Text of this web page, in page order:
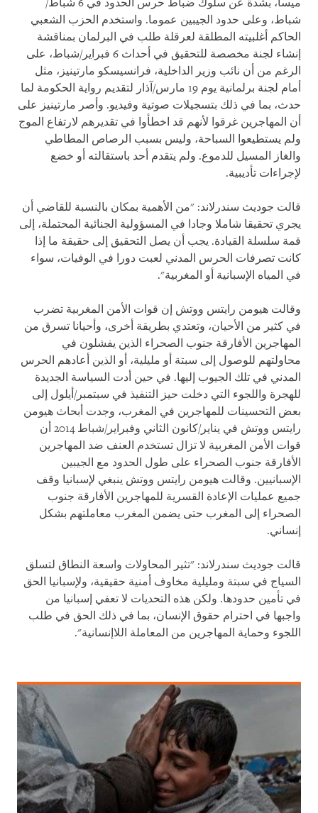
ميسا، بشدة عن سلوك ضباط حرس الحدود في 6 شباط/
شباط، وعلى حدود الجيبين عموما. واستخدم الحزب الشعبي
الحاكم أغلبيته المطلقة لعرقلة طلب في البرلمان بمناقشة
إنشاء لجنة مخصصة للتحقيق في أحداث 6 فبراير/شباط، على
الرغم من أن نائب وزير الداخلية، فرانسيسكو مارتينيز، مثل
أمام لجنة برلمانية يوم 19 مارس/آذار لتقديم رواية الحكومة لما
حدث، بما في ذلك بتسجيلات صوتية وفيديو. وأصر مارتينيز على
أن المهاجرين غرقوا لأنهم قد اخطأوا في تقديرهم لارتفاع الموج
ولم يستطيعوا السباحة، وليس بسبب الرصاص المطاطي
والغاز المسيل للدموع. ولم يتقدم أحد باستقالته أو خضع
لإجراءات تأديبية.
قالت جوديث سندرلاند: "من الأهمية بمكان بالنسبة للقاضي أن
يجري تحقيقا شاملا وجادا في المسؤولية الجنائية المحتملة، إلى
قمة سلسلة القيادة. يجب أن يصل التحقيق إلى حقيقة ما إذا
كانت تصرفات الحرس المدني لعبت دورا في الوفيات، سواء
في المياه الإسبانية أو المغربية".
وقالت هيومن رايتس ووتش إن قوات الأمن المغربية تضرب
في كثير من الأحيان، وتعتدي بطريقة أخرى، وأحيانا تسرق من
المهاجرين الأفارقة جنوب الصحراء الذين يفشلون في
محاولتهم للوصول إلى سبتة أو مليلية، أو الذين أعادهم الحرس
المدني في تلك الجيوب إليها. في حين أدت السياسة الجديدة
للهجرة واللجوء التي دخلت حيز التنفيذ في سبتمبر/أيلول إلى
بعض التحسينات للمهاجرين في المغرب، وجدت أبحاث هيومن
رايتس ووتش في يناير/كانون الثاني وفبراير/شباط 2014 أن
قوات الأمن المغربية لا تزال تستخدم العنف ضد المهاجرين
الأفارقة جنوب الصحراء على طول الحدود مع الجيبين
الإسبانيين. وقالت هيومن رايتس ووتش ينبغي لإسبانيا وقف
جميع عمليات الإعادة القسرية للمهاجرين الأفارقة جنوب
الصحراء إلى المغرب حتى يضمن المغرب معاملتهم بشكل
إنساني.
قالت جوديث سندرلاند: "تثير المحاولات واسعة النطاق لتسلق
السياج في سبتة ومليلية مخاوف أمنية حقيقية، ولإسبانيا الحق
في تأمين حدودها. ولكن هذه التحديات لا تعفي إسبانيا من
واجبها في احترام حقوق الإنسان، بما في ذلك الحق في طلب
اللجوء وحماية المهاجرين من المعاملة اللاإنسانية".